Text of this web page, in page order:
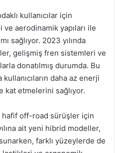
kullanıcılar için
aerodinamik yapıları ile
sağlıyor. 2023 yılında
gelişmiş fren sistemleri ve
donatılmış durumda. Bu
daha az enerji
kat etmelerini sağlıyor.
off-road sürüşler için
ait yeni hibrid modeller,
farklı yüzeylerde de